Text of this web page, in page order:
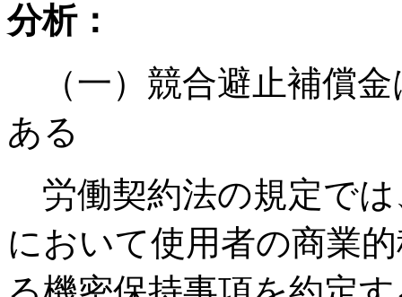
分析：
（一）競合避止補償
ある
労働契約法の規定で
において使用者の商業